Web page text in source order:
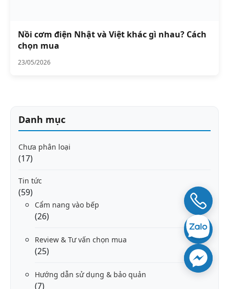
Nồi cơm điện Nhật và Việt khác gì nhau? Cách
chọn mua
23/05/2026
Danh mục
Chưa phân loại
(17)
Tin tức
(59)
Cẩm nang vào bếp
(26)
Review & Tư vấn chọn mua
(25)
Hướng dẫn sử dụng & bảo quản
(7)